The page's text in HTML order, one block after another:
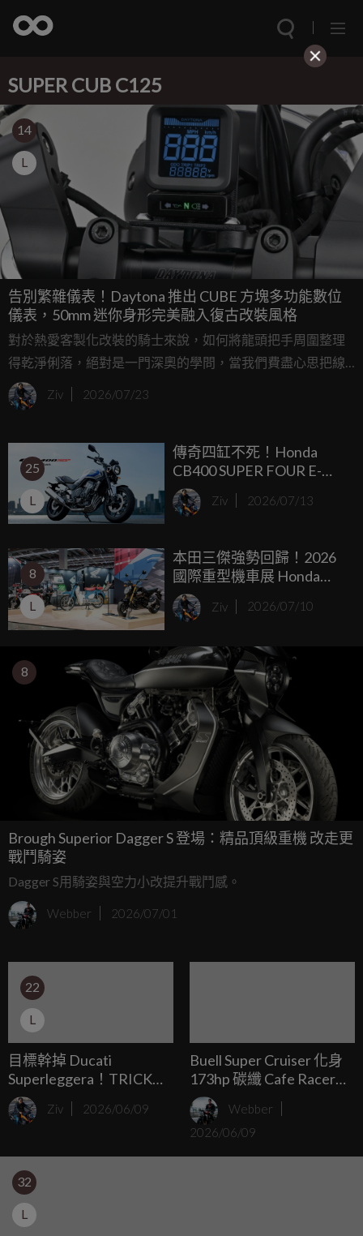
SUPER CUB C125
14
L
告別繁雜儀表！Daytona 推出 CUBE 方塊多功能數位
儀表，50mm 迷你身形完美融入復古改裝風格
對於熱愛客製化改裝的騎士來說，如何將龍頭把手周圍整理
得乾淨俐落，絕對是一門深奧的學問，當我們費盡心思把線
路隱藏、換上復古把手後，若是正中央還掛著兩顆碩大如平
底鍋的原廠雙環表，那畫面簡直就像是在一襲筆挺的義大利
為了解決這個視覺痛點，日本知名改裝品牌 Daytona 近期推
出了一款名為「CUBE」的電單車用多功能數位儀表，它將所
有騎乘必備資訊壓縮在一個迷你的方形小盒子裡，在功能性
與極簡設計之間取得了完美的平衡。
Ziv 2026/07/23
25
L
傳奇四缸不死！Honda
CB400 SUPER FOUR E-
Clutch 日本正式發表，導
入台灣售價會是多少？
Ziv 2026/07/13
8
L
本田三傑強勢回歸！2026
國際重型機車展 Honda
Monkey 125、MSX
GROM、Super Cub C125
Ziv 2026/07/10
8
Brough Superior Dagger S 登場：精品頂級重機 改走更
戰鬥騎姿
Dagger S用騎姿與空力小改提升戰鬥感。
Webber 2026/07/01
22
L
目標幹掉 Ducati
Superleggera！TRICK
STAR 啟動 KAWASAKI
Z900RS 瘋狂渦輪計畫
Ziv 2026/06/09
Buell Super Cruiser 化身
173hp 碳纖 Cafe Racer，
可惜只做展示
Webber
2026/06/09
32
L